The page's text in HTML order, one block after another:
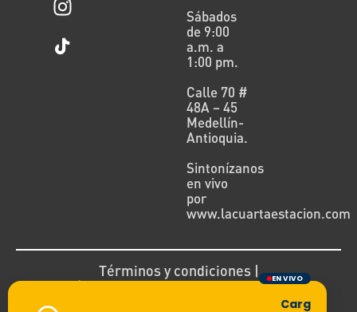
EN VIVO
Cargando
Sábados
de 9:00
a.m. a
1:00 pm.
Calle 70 #
48A – 45
Medellín-
Antioquia.
Sintonízanos
en vivo
por
www.lacuartaestacion.com
Términos y condiciones |
Política de devoluciones y reembolsos